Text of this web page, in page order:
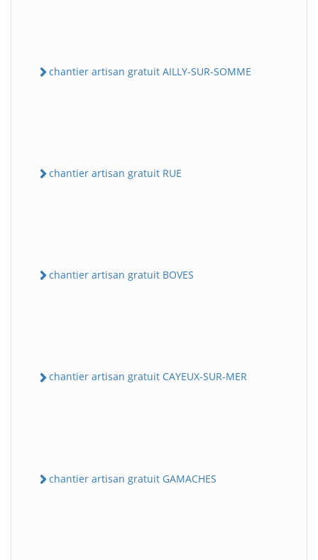
chantier artisan gratuit AILLY-SUR-SOMME
chantier artisan gratuit RUE
chantier artisan gratuit BOVES
chantier artisan gratuit CAYEUX-SUR-MER
chantier artisan gratuit GAMACHES